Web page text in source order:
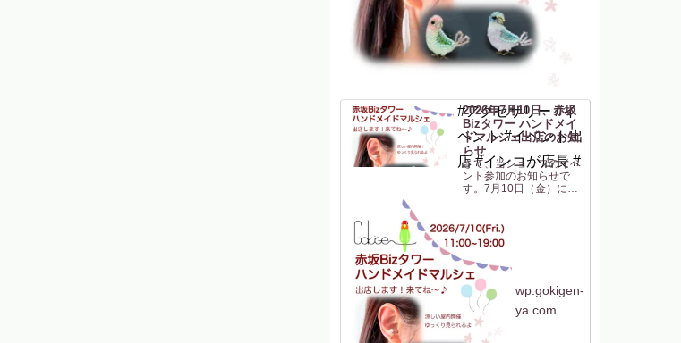
2026年7月10日、赤坂
Bizタワー ハンドメイ
ドマルシェ出店のお知
らせ
さて、当ショップのイベ
ント参加のお知らせで
す。7月10日（金）に
加します！今回は初めて
の場所、赤坂です！行く
機会がないのでよくわか
らないですがwなんだか
聞いたことはあるけど行
ったことがない「赤坂...
wp.gokigen-
ya.com
#アクセサリー #イ
ベント #イベント出
店 #インコが店長 #